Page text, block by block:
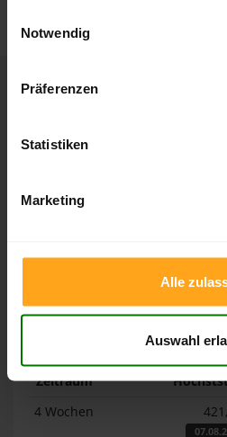
Notwendig
Präferenzen
Statistiken
Marketing
Alle
Auswahl
Höchst- und
Pelletspreise für lose
wurde.
Lose
Zeitraum
4 Wochen